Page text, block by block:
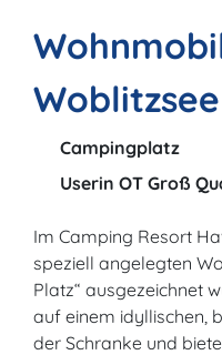
Woblitzsee
Campingplatz
Userin OT Groß
Im Camping Resort
speziell angelegten
Platz“ ausgezeichnet
auf einem idyllischen,
der Schranke und